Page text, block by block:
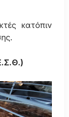
κατόπιν